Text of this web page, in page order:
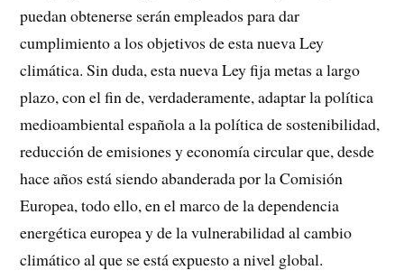
puedan obtenerse serán empleados para dar
cumplimiento a los objetivos de esta nueva Ley
climática. Sin duda, esta nueva Ley fija metas a largo
plazo, con el fin de, verdaderamente, adaptar la política
medioambiental española a la política de sostenibilidad,
reducción de emisiones y economía circular que, desde
hace años está siendo abanderada por la Comisión
Europea, todo ello, en el marco de la dependencia
energética europea y de la vulnerabilidad al cambio
climático al que se está expuesto a nivel global.